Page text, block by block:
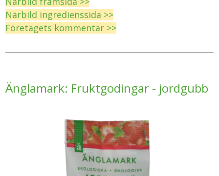
Närbild ingredienssida >>
Företagets kommentar >>
Änglamark: Fruktgodingar - jordgubb